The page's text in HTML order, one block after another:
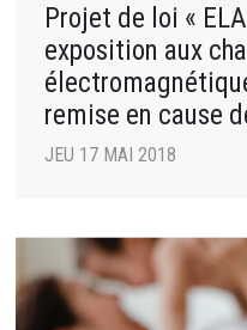
Projet de loi «
exposition aux
remise en cause
!
JEU 17 MAI 2018